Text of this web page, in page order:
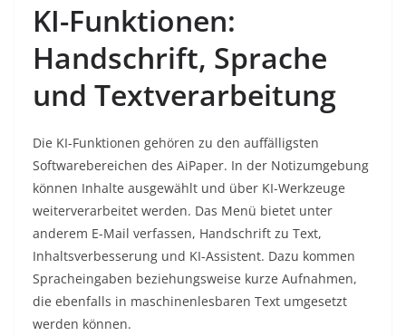
KI-Funktionen:
Handschrift, Sprache
und Textverarbeitung
Die KI-Funktionen gehören zu den auffälligsten
Softwarebereichen des AiPaper. In der Notizumgebung
können Inhalte ausgewählt und über KI-Werkzeuge
weiterverarbeitet werden. Das Menü bietet unter
anderem E-Mail verfassen, Handschrift zu Text,
Inhaltsverbesserung und KI-Assistent. Dazu kommen
Spracheingaben beziehungsweise kurze Aufnahmen,
die ebenfalls in maschinenlesbaren Text umgesetzt
werden können.